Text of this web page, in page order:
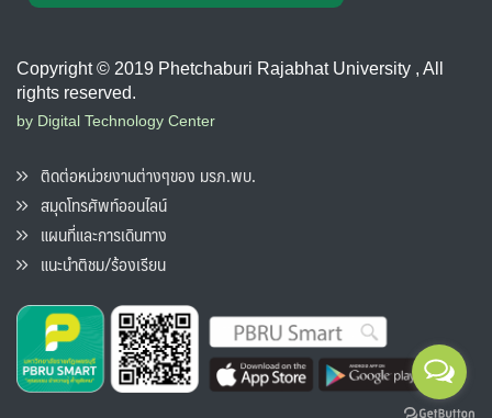
Copyright © 2019 Phetchaburi Rajabhat University , All
rights reserved.
by Digital Technology Center
ติดต่อหน่วยงานต่างๆของ มรภ.พบ.
สมุดโทรศัพท์ออนไลน์
แผนที่และการเดินทาง
แนะนำติชม/ร้องเรียน